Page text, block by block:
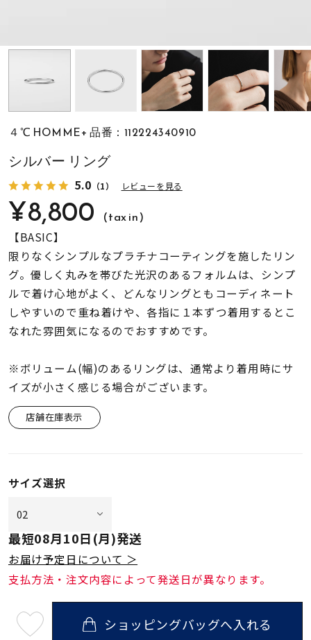
誕生石
ファッションテイス
ト
着用シーン
コレクション
リングサイズ
メンズ
リングサイズ
価格
在庫 在庫ありのみ
４℃ HOMME+ 品番：112224340910
シルバー リング
5.0 （1） レビューを見る
¥8,800 (tax in)
【BASIC】
限りなくシンプルなプラチナコーティングを施したリン
グ。優しく丸みを帯びた光沢のあるフォルムは、シンプ
ルで着け心地がよく、どんなリングともコーディネート
しやすいので重ね着けや、各指に１本ずつ着用するとこ
なれた雰囲気になるのでおすすめです。
※ボリューム(幅)のあるリングは、通常より着用時にサ
イズが小さく感じる場合がございます。
店舗在庫表示
サイズ選択
最短08月10日(月)発送
お届け予定日について ＞
支払方法・注文内容によって発送日が異なります。
ショッピングバッグへ入れる